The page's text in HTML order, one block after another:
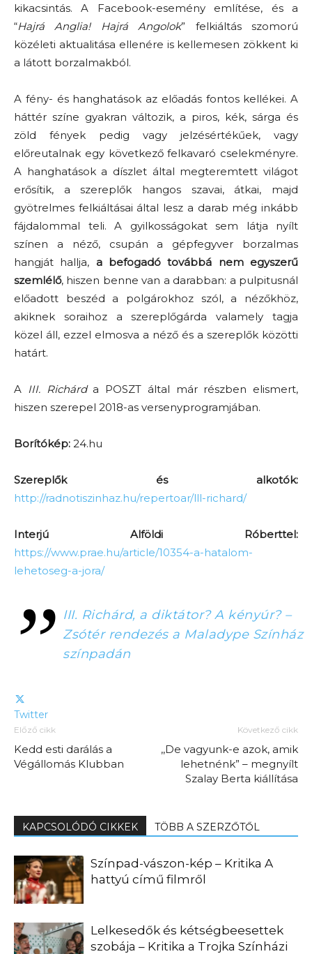
kikacsintás. A Facebook-esemény említése, és a
“Hajrá Anglia! Hajrá Angolok” felkiáltás szomorú
közéleti aktualitása ellenére is kellemesen zökkent ki
a látott borzalmakból.
A fény- és hanghatások az előadás fontos kellékei. A
háttér színe gyakran változik, a piros, kék, sárga és
zöld fények pedig vagy jelzésértékűek, vagy
előreutalnak egy következő felkavaró cselekményre.
A hanghatások a díszlet által megteremtett világot
erősítik, a szereplők hangos szavai, átkai, majd
gyötrelmes felkiáltásai által lesz a darab még inkább
fájdalommal teli. A gyilkosságokat sem látja nyílt
színen a néző, csupán a gépfegyver borzalmas
hangját hallja, a befogadó továbbá nem egyszerű
szemlélő, hiszen benne van a darabban: a pulpitusnál
előadott beszéd a polgárokhoz szól, a nézőkhöz,
akiknek soraihoz a szereplőgárda valamely tagja
közel áll, ezzel elmosva a néző és a szereplők közötti
határt.
A III. Richárda POSZT által már részben elismert,
hiszen szerepel 2018-as versenyprogramjában.
Borítókép: 24.hu
Szereplők és alkotók:
http://radnotiszinhaz.hu/repertoar/lll-richard/
Interjú Alföldi Róberttel:
https://www.prae.hu/article/10354-a-hatalom-
lehetoseg-a-jora/
III. Richárd, a diktátor? A kényúr? –
Zsótér rendezés a Maladype Színház
színpadán
Twitter
Előző cikk
Kedd esti darálás a
Végállomás Klubban
Következő cikk
,,De vagyunk-e azok, amik
lehetnénk” – megnyílt
Szalay Berta kiállítása
KAPCSOLÓDÓ CIKKEK TÖBB A SZERZŐTŐL
Színpad-vászon-kép – Kritika A
hattyú című filmről
Lelkesedők és kétségbeesettek
szobája – Kritika a Trojka Színházi